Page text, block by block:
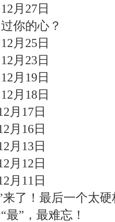
月27日
你的心？
月25日
月23日
月19日
月18日
月17日
月16日
月13日
月12日
月11日
来了！最后一个太
”，最难忘！